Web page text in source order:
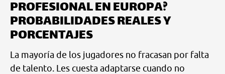
PROFESIONAL EN EUROPA?
PROBABILIDADES REALES Y
PORCENTAJES
La mayoría de los jugadores no fracasan por falta
de talento. Les cuesta adaptarse cuando no